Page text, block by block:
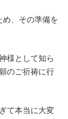
め、その準備を
様として知ら
のご祈祷に行
て本当に大変